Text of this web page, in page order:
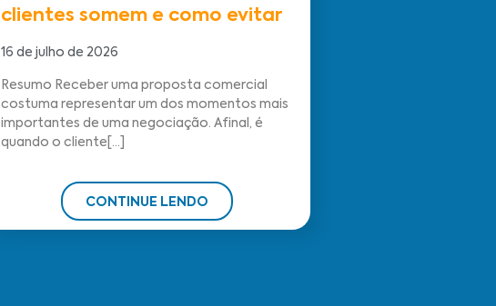
clientes somem e como evitar
16 de julho de 2026
Resumo Receber uma proposta comercial
costuma representar um dos momentos mais
importantes de uma negociação. Afinal, é
quando o cliente[...]
CONTINUE LENDO